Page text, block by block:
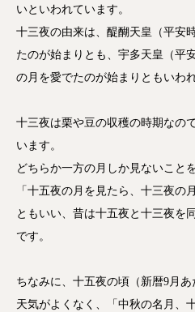
いといわれています。
十三夜の由来は、醍醐天皇（平安
たのが始まりとも、宇多天皇（平
の月を愛でたのが始まりともいわ
十三夜は栗や豆の収穫の時期なの
います。
どちらか一方の月しか見ないこと
「十五夜の月を見たら、十三夜の
ともいい、昔は十五夜と十三夜を
です。
ちなみに、十五夜の頃（新暦9月
天気がよくなく、「中秋の名月、